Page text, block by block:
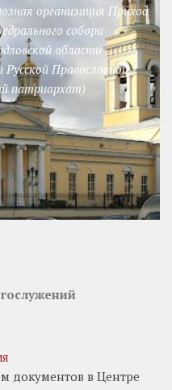
организация Приход
собора
области
Русской Православной
патриархат)
документов в Центре